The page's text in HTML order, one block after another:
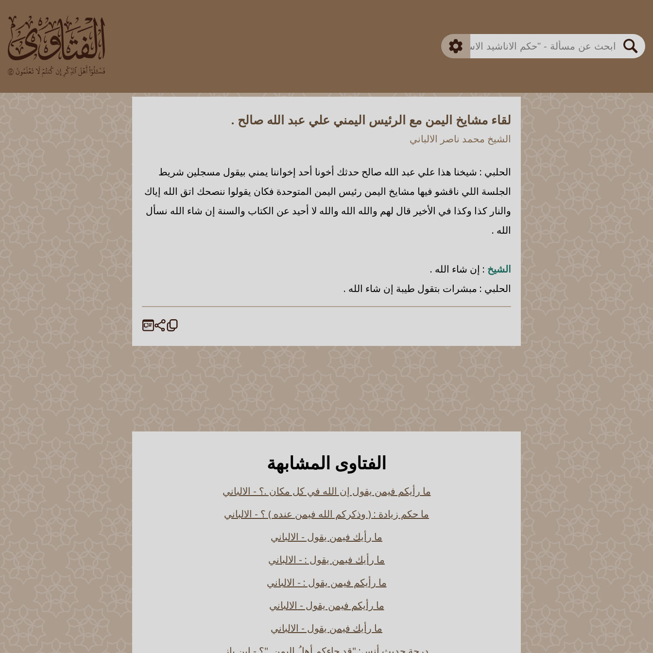
بحث
اللجنة الدائمة
متقدم
لقاء مشايخ اليمن مع الرئيس اليمني علي عبد الله صالح .
الشيخ محمد ناصر الالباني
الحلبي : شيخنا هذا علي عبد الله صالح حدثك أخونا أحد إخواننا يمني بيقول مسجلين شريط
الجلسة اللي ناقشو فيها مشايخ اليمن رئيس اليمن المتوحدة فكان يقولوا ننصحك اتق الله إياك
والنار كذا وكذا في الأخير قال لهم والله الله والله لا أحيد عن الكتاب والسنة إن شاء الله نسأل
الله .
الشيخ : إن شاء الله .
الحلبي : مبشرات بتقول طيبة إن شاء الله .
الفتاوى المشابهة
ما رأيكم فيمن يقول إن الله في كل مكان .؟ - الالباني
ما حكم زيادة : ( وذكركم الله فيمن عنده ) ؟ - الالباني
ما رأيك فيمن يقول - الالباني
ما رأيك فيمن يقول : - الالباني
ما رأيكم فيمن يقول : - الالباني
ما رأيكم فيمن يقول - الالباني
ما رأيك فيمن يقول - الالباني